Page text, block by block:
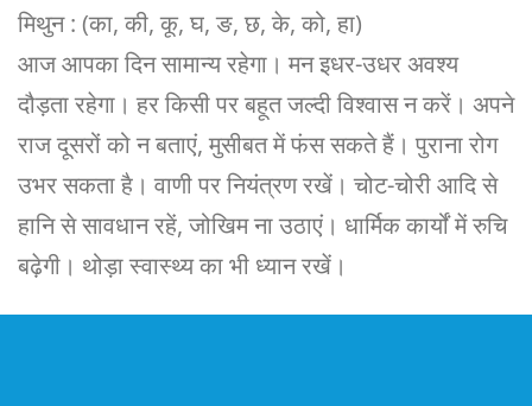
मिथुन : (का, की, कू, घ, ङ, छ, के, को, हा)
आज आपका दिन सामान्य रहेगा। मन इधर-उधर अवश्य
दौड़ता रहेगा। हर किसी पर बहूत जल्दी विश्वास न करें। अपने
राज दूसरों को न बताएं, मुसीबत में फंस सकते हैं। पुराना रोग
उभर सकता है। वाणी पर नियंत्रण रखें। चोट-चोरी आदि से
हानि से सावधान रहें, जोखिम ना उठाएं। धार्मिक कार्यों में रुचि
बढ़ेगी। थोड़ा स्वास्थ्य का भी ध्यान रखें।